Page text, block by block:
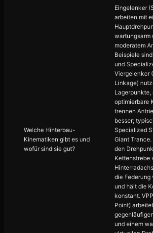
Welche Hinterbau-
Kinematiken gibt es und
wofür sind sie gut?
Eingelenker
arbeiten mit
wartungsarm
moderatem
Beispiele
und
Viergelenker
Linkage)
Lagerpunkte,
optimierbare
trennen
besser;
Specialized
Giant
den
Kettenstrebe
die Federung
und hält die
konstant.
Point)
und einem